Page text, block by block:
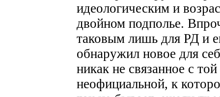
идеологическим и
двойном подполье.
таковым лишь для РД и
обнаружил новое для
никак не связанное с
неофициальной, к